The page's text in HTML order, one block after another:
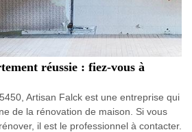
réussie : fiez-vous à
Artisan Falck est une entreprise qui
de la rénovation de maison. Si vous
il est le professionnel à contacter.